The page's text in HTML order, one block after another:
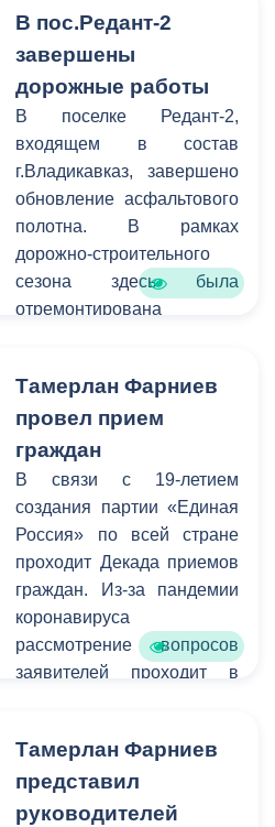
качество работ оценил
Северная Осетия-
Алания Вячеслав
Битаров. Руководителя
республики сопровождали
глава АМС г.
Владикавказа Тамерлан
Фарниев, представители
профильных
подразделений и
структур.
В пос.Редант-2
завершены
дорожные работы
В поселке Редант-2,
входящем в состав
г.Владикавказ, завершено
обновление асфальтового
полотна. В рамках
дорожно-строительного
сезона здесь была
отремонтирована
сегодня проверил глава
Администрации местного
самоуправления Тамерлан
Фарниев. Вместе с
руководителем
муниципалитета на объект
выехали начальник
управления дорожного
строительства
города Тимур Дзуцев и
советник главы
Тамерлан Фарниев
провел прием
граждан
В связи с 19-летием
создания партии «Единая
Россия» по всей стране
проходит Декада приемов
граждан. Из-за пандемии
коронавируса
рассмотрение вопросов
заявителей проходит в
прием провел Глава
администрации местного
самоуправления Тамерлан
Тамерлан Фарниев
представил
руководителей